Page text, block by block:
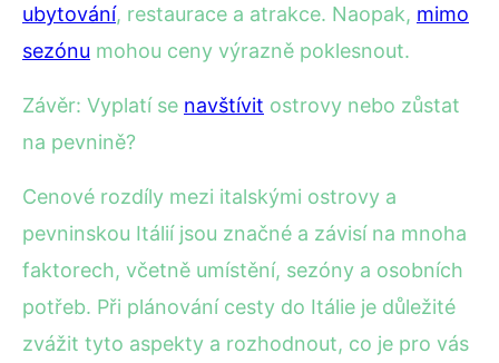
ubytování, restaurace a atrakce. Naopak, mimo
sezónu mohou ceny výrazně poklesnout.
Závěr: Vyplatí se navštívit ostrovy nebo zůstat
na pevnině?
Cenové rozdíly mezi italskými ostrovy a
pevninskou Itálií jsou značné a závisí na mnoha
faktorech, včetně umístění, sezóny a osobních
potřeb. Při plánování cesty do Itálie je důležité
zvážit tyto aspekty a rozhodnout, co je pro vás